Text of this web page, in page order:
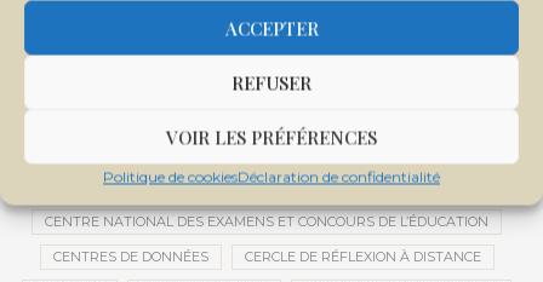
ACCEPTER
REFUSER
VOIR LES PRÉFÉRENCES
Politique de cookiesDéclaration de confidentialité
CENTRE D'INTELLIGENCE ARTIFICIELLE
CENTRE MALI
CENTRE NATIONAL DES EXAMENS ET CONCOURS DE L’ÉDUCATION
CENTRES DE DONNÉES CERCLE DE RÉFLEXION À DISTANCE